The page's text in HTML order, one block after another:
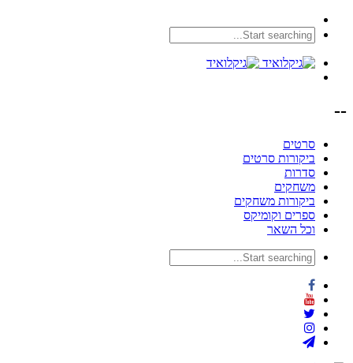
--
סרטים
ביקורות סרטים
סדרות
משחקים
ביקורות משחקים
ספרים וקומיקס
וכל השאר